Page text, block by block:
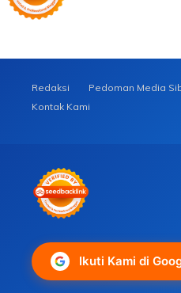
Redaksi Pedoman Media
Kontak Kami
Ikuti Kami di